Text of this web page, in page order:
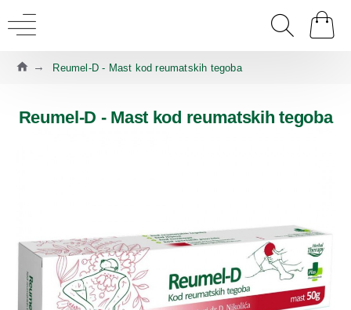
Reumel-D - Mast kod reumatskih tegoba
Reumel-D - Mast kod reumatskih tegoba